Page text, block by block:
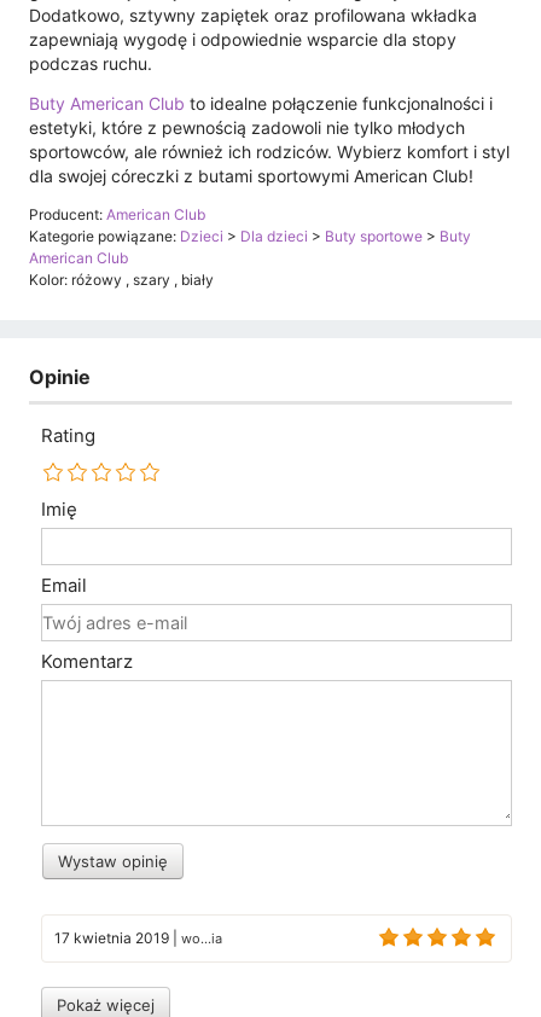
Dodatkowo, sztywny zapiętek oraz profilowana wkładka
zapewniają wygodę i odpowiednie wsparcie dla stopy
podczas ruchu.
Buty American Club to idealne połączenie funkcjonalności i
estetyki, które z pewnością zadowoli nie tylko młodych
sportowców, ale również ich rodziców. Wybierz komfort i styl
dla swojej córeczki z butami sportowymi American Club!
Producent: American Club
Kategorie powiązane: Dzieci > Dla dzieci > Buty sportowe > Buty
American Club
Kolor: różowy , szary , biały
Opinie
Rating
Imię
Email
Komentarz
Wystaw opinię
17 kwietnia 2019 wo...ia
Pokaż więcej